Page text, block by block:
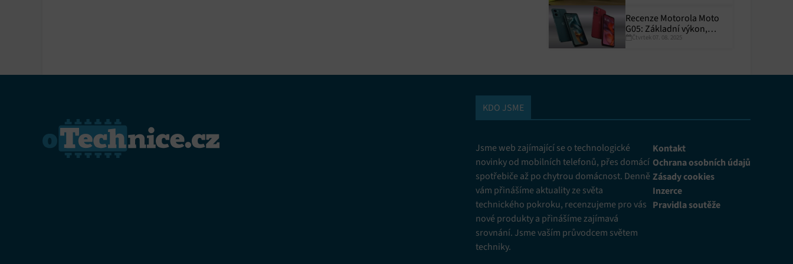
Recenze Motorola Moto
G05: Základní výkon,
skvělá výdrž
Čtvrtek 07. 08. 2025
KDO JSME
Jsme web zajímající se o technologické
novinky od mobilních telefonů, přes domácí
spotřebiče až po chytrou domácnost. Denně
vám přinášíme aktuality ze světa
technického pokroku, recenzujeme pro vás
nové produkty a přinášíme zajímavá
srovnání. Jsme vaším průvodcem světem
techniky.
Kontakt
Ochrana osobních údajů
Zásady cookies
Inzerce
Pravidla soutěže